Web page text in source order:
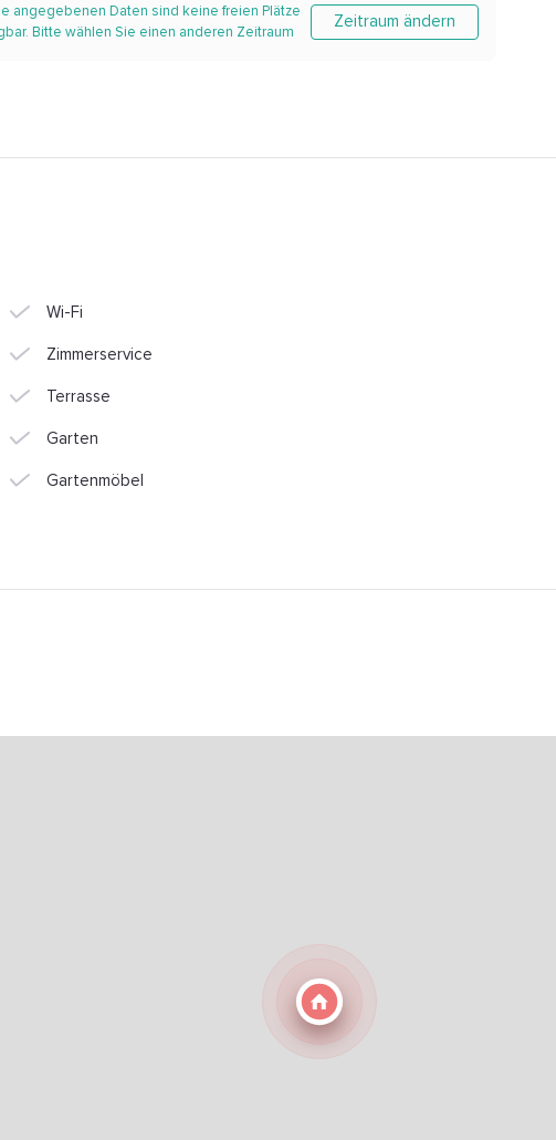
angegebenen Daten sind keine freien Plätze
Bitte wählen Sie einen anderen Zeitraum
Zeitraum ändern
Wi-Fi
Zimmerservice
Terrasse
Garten
Gartenmöbel